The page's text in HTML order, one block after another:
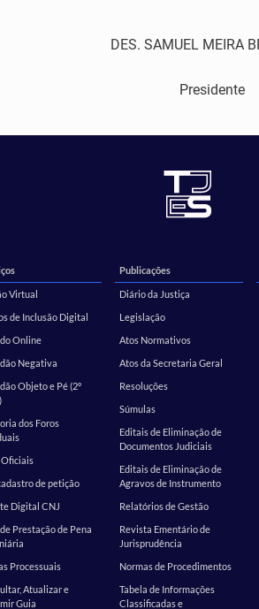
DES. SAMUEL MEIRA
Presidente
Virtual
de Inclusão Digital
Online
Negativa
Objeto e Pé (2º
dos Foros
de petição
Digital CNJ
Prestação de Pena
Processuais
Atualizar e
Guia
Publicações
Diário da Justiça
Legislação
Atos Normativos
Atos da Secretaria Geral
Resoluções
Súmulas
Editais de Eliminação de
Documentos Judiciais
Editais de Eliminação de
Agravos de Instrumento
Relatórios de Gestão
Revista Ementário de
Jurisprudência
Normas de Procedimentos
Tabela de Informações
Classificadas e